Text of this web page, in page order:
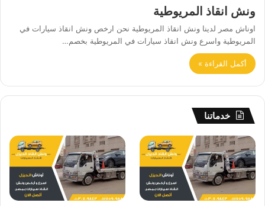
ونش انقاذ المريوطية
اوناش مصر لدينا ونش انقاذ المريوطية نحن ارخص ونش انقاذ سيارات في
المريوطية واسرع ونش انقاذ سيارات في المريوطية بخصم…
أكمل القراءة »
خدماتنا